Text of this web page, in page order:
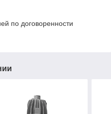
по договоренности